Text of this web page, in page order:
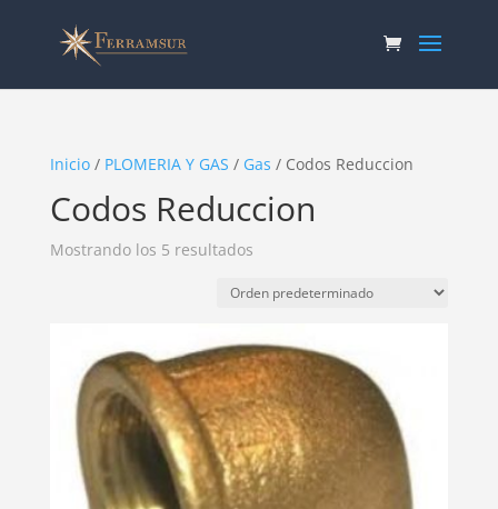
Inicio/ PLOMERIA Y GAS / Gas / Codos Reduccion
Codos Reduccion
Mostrando los 5 resultados